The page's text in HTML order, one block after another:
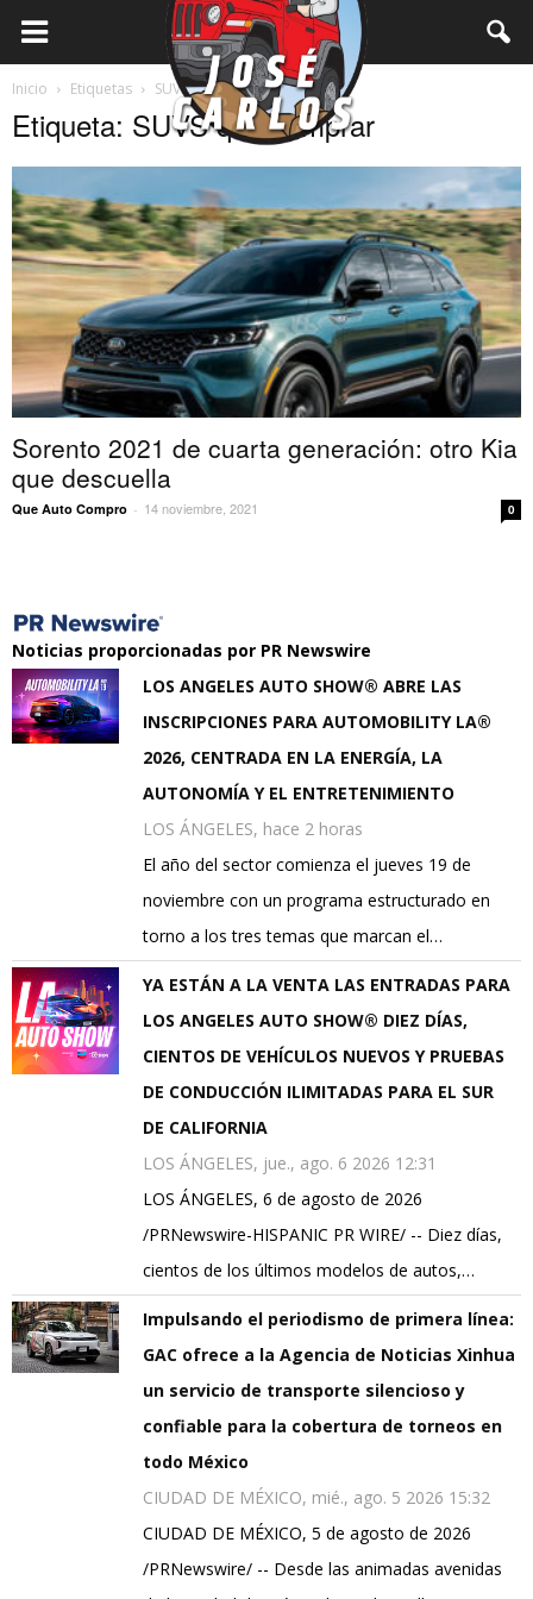
Inicio Etiquetas SUVS que comprar
Etiqueta: SUVS que comprar
Sorento 2021 de cuarta generación: otro Kia
que descuella
Que Auto Compro - 14 noviembre, 2021 0
Noticias proporcionadas por PR Newswire
LOS ANGELES AUTO SHOW® ABRE LAS
INSCRIPCIONES PARA AUTOMOBILITY LA®
2026, CENTRADA EN LA ENERGÍA, LA
AUTONOMÍA Y EL ENTRETENIMIENTO
LOS ÁNGELES, hace 2 horas
El año del sector comienza el jueves 19 de
noviembre con un programa estructurado en
torno a los tres temas que marcan el…
YA ESTÁN A LA VENTA LAS ENTRADAS PARA
LOS ANGELES AUTO SHOW® DIEZ DÍAS,
CIENTOS DE VEHÍCULOS NUEVOS Y PRUEBAS
DE CONDUCCIÓN ILIMITADAS PARA EL SUR
DE CALIFORNIA
LOS ÁNGELES, jue., ago. 6 2026 12:31
LOS ÁNGELES, 6 de agosto de 2026
/PRNewswire-HISPANIC PR WIRE/ -- Diez días,
cientos de los últimos modelos de autos,…
Impulsando el periodismo de primera línea:
GAC ofrece a la Agencia de Noticias Xinhua
un servicio de transporte silencioso y
confiable para la cobertura de torneos en
todo México
CIUDAD DE MÉXICO, mié., ago. 5 2026 15:32
CIUDAD DE MÉXICO, 5 de agosto de 2026
/PRNewswire/ -- Desde las animadas avenidas